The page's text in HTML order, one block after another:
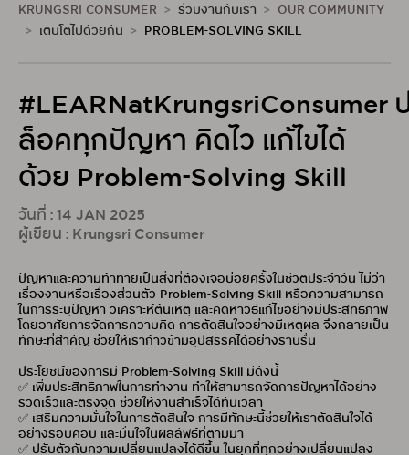
KRUNGSRI CONSUMER ร่วมงานกับเรา
OUR COMMUNITY
เติบโตไปด้วยกัน
PROBLEM-SOLVING SKILL
#LEARNatKrungsriConsumer
ล็อคทุกปัญหา คิดไว แก้ไขได้
ด้วย Problem-Solving Skill
วันที่ : 14 JAN 2025
ผู้เขียน : Krungsri Consumer
ปัญหาและความท้าทายเป็นสิ่งที่ต้องเจอบ่อยครั้งในชีวิตประจำวัน ไม่ว่า
เรื่องงานหรือเรื่องส่วนตัว Problem-Solving Skill หรือความสามารถ
ในการระบุปัญหา วิเคราะห์ต้นเหตุ และคิดหาวิธีแก้ไขอย่างมีประสิทธิภาพ
โดยอาศัยการจัดการความคิด การตัดสินใจอย่างมีเหตุผล จึงกลายเป็น
ทักษะที่สำคัญ ช่วยให้เราก้าวข้ามอุปสรรคได้อย่างราบรื่น
ประโยชน์ของการมี Problem-Solving Skill มีดังนี้
✅ เพิ่มประสิทธิภาพในการทำงาน ทำให้สามารถจัดการปัญหาได้อย่าง
รวดเร็วและตรงจุด ช่วยให้งานสำเร็จได้ทันเวลา
✅ เสริมความมั่นใจในการตัดสินใจ การมีทักษะนี้ช่วยให้เราตัดสินใจได้
อย่างรอบคอบ และมั่นใจในผลลัพธ์ที่ตามมา
✅ ปรับตัวกับความเปลี่ยนแปลงได้ดีขึ้น ในยุคที่ทุกอย่างเปลี่ยนแปลง